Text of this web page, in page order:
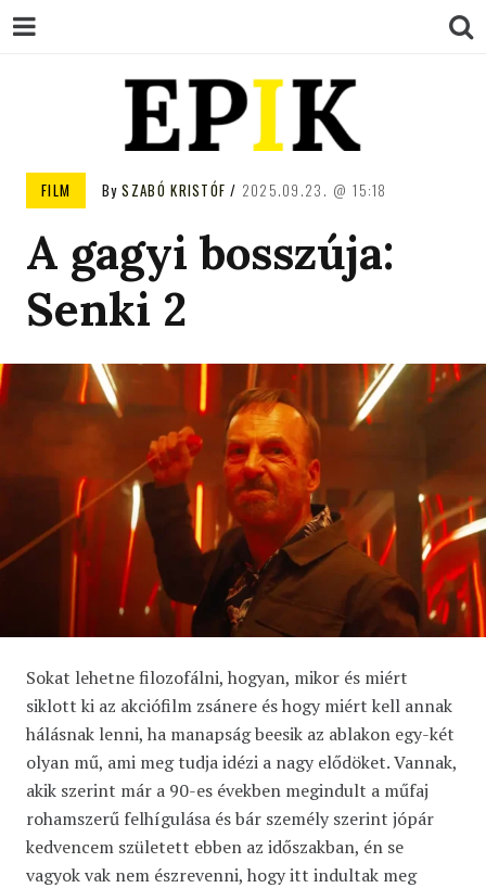
EPIK
FILM BySZABÓ KRISTÓF 2025.09.23. 15:18
A gagyi bosszúja:
Senki 2
Sokat lehetne filozofálni, hogyan, mikor és miért
siklott ki az akciófilm zsánere és hogy miért kell annak
hálásnak lenni, ha manapság beesik az ablakon egy-két
olyan mű, ami meg tudja idézi a nagy elődöket. Vannak,
akik szerint már a 90-es években megindult a műfaj
rohamszerű felhígulása és bár személy szerint jópár
kedvencem született ebben az időszakban, én se
vagyok vak nem észrevenni, hogy itt indultak meg